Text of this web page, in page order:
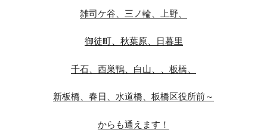
雑司ケ谷、三ノ輪、上野、
御徒町、秋葉原、日暮里
千石、西巣鴨、白山、、板橋、
新板橋、春日、水道橋、板橋区役所前～
からも通えます！